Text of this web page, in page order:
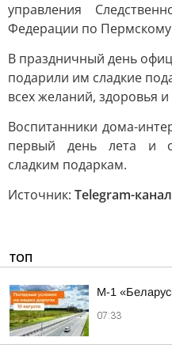
управления
Федерации по
В праздничный день
подарили им сладкие
всех желаний, здоровья
Воспитанники дома-
первый день лета и
сладким подаркам.
Источник: Telegram-
ТОП
М-1
07:33